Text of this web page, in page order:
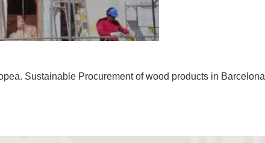
Sustainable Procurement of wood products in Barcelona